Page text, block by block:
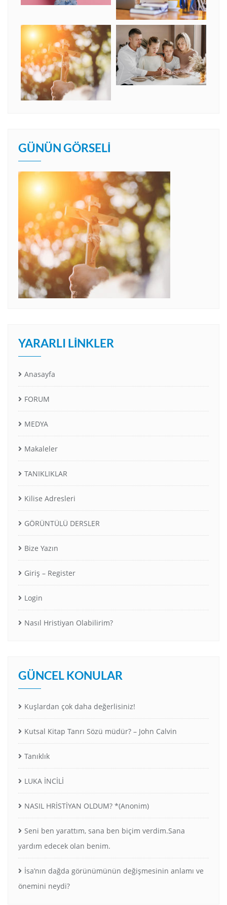
GÜNÜN GÖRSELI
YARARLI LINKLER
Anasayfa
FORUM
MEDYA
Makaleler
TANIKLIKLAR
Kilise Adresleri
GÖRÜNTÜLÜ DERSLER
Bize Yazın
Giriş – Register
Login
Nasıl Hristiyan Olabilirim?
GÜNCEL KONULAR
Kuşlardan çok daha değerlisiniz!
Kutsal Kitap Tanrı Sözü müdür? – John Calvin
Tanıklık
LUKA İNCİLİ
NASIL HRİSTİYAN OLDUM? *(Anonim)
Seni ben yarattım, sana ben biçim verdim.Sana
yardım edecek olan benim.
İsa’nın dağda görünümünün değişmesinin anlamı ve
önemini neydi?